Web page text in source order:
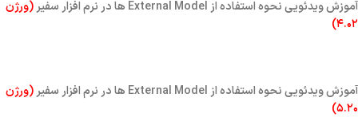
آموزش ویدئویی نحوه استفاده از External Model ها در نرم افزار سفیر
(ورژن
۴.۰۲)
آموزش ویدئویی نحوه استفاده از External Model ها در نرم افزار سفیر
(ورژن
۵.۲۰)